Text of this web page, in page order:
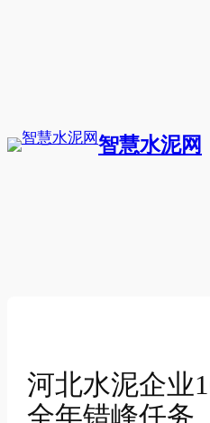
智慧水泥网
河北水泥企业
全年错峰任务